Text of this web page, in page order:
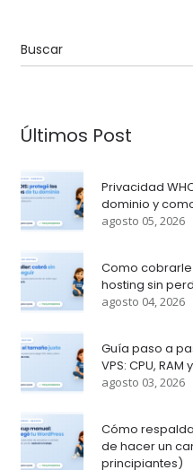
Últimos Post
Privacidad
dominio y
agosto 05, 2026
Como
hosting sin
agosto 04, 2026
Guía paso a
VPS: CPU,
agosto 03, 2026
Cómo
de hacer un
principiantes)